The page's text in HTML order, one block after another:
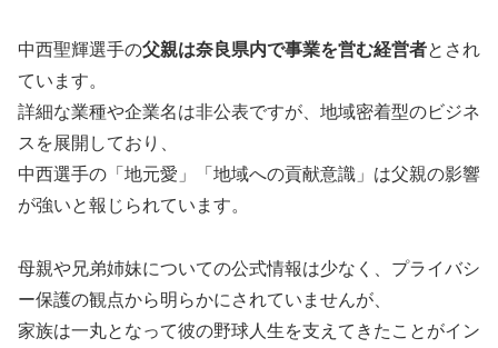
中西聖輝選手の父親は奈良県内で事業を営む経営者とされ
ています。
詳細な業種や企業名は非公表ですが、地域密着型のビジネ
スを展開しており、
中西選手の「地元愛」「地域への貢献意識」は父親の影響
が強いと報じられています。
母親や兄弟姉妹についての公式情報は少なく、プライバシ
ー保護の観点から明らかにされていませんが、
家族は一丸となって彼の野球人生を支えてきたことがイン